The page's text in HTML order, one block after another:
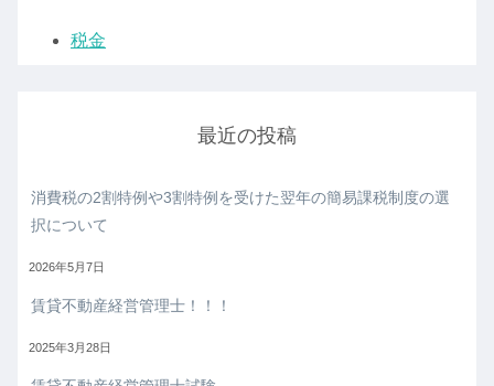
税金
最近の投稿
消費税の2割特例や3割特例を受けた翌年の簡易課税制度の選
択について
2026年5月7日
賃貸不動産経営管理士！！！
2025年3月28日